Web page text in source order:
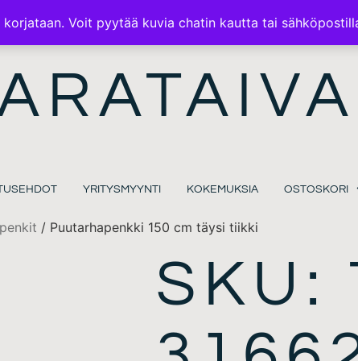
Voit pyytää kuvia chatin kautta tai
ILMAINEN TOIMITUS 100€ TILAUKSISSA
YRITYSMYYNTI KOKEMUKSIA OSTOSKORI
/ Puutarhapenkki 150 cm täysi tiikki
SKU: